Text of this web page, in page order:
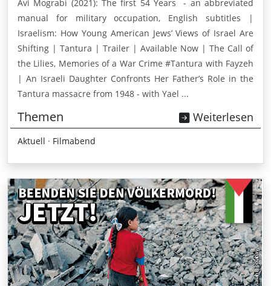
Avi Mograbi (2021): The first 54 Years - an abbreviated
manual for military occupation, English subtitles |
Israelism: How Young American Jews’ Views of Israel Are
Shifting | Tantura | Trailer | Available Now | The Call of
the Lilies, Memories of a War Crime #Tantura with Fayzeh
| An Israeli Daughter Confronts Her Father’s Role in the
Tantura massacre from 1948 - with Yael ...
Themen Weiterlesen
Aktuell · Filmabend